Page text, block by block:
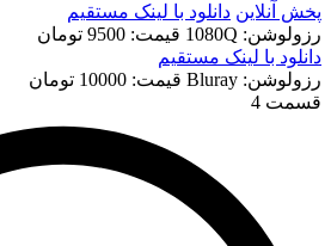
پخش آنلاین دانلود با لينک مستقيم
رزولوشن: 1080Q
قيمت: 9500 تومان
دانلود با لينک مستقيم
رزولوشن: Bluray
قيمت: 10000 تومان
قسمت 4